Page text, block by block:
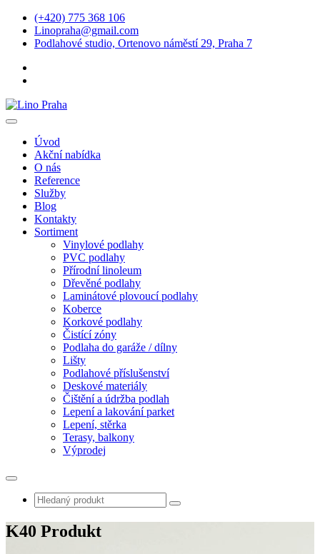
(+420) 775 368 106
Linopraha@gmail.com
Podlahové studio, Ortenovo náměstí 29, Praha 7
Úvod
Akční nabídka
O nás
Reference
Služby
Blog
Kontakty
Sortiment
Vinylové podlahy
PVC podlahy
Přírodní linoleum
Dřevěné podlahy
Laminátové plovoucí podlahy
Koberce
Korkové podlahy
Čistící zóny
Podlaha do garáže / dílny
Lišty
Podlahové příslušenství
Deskové materiály
Čištění a údržba podlah
Lepení a lakování parket
Lepení, stěrka
Terasy, balkony
Výprodej
K40 Produkt